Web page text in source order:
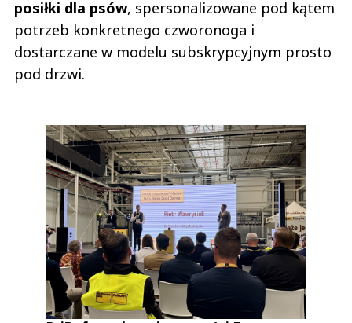
posiłki dla psów, spersonalizowane pod kątem
potrzeb konkretnego czworonoga i
dostarczane w modelu subskrypcyjnym prosto
pod drzwi.